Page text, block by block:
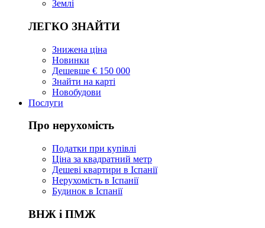
Землі
ЛЕГКО ЗНАЙТИ
Знижена ціна
Новинки
Дешевше € 150 000
Знайти на карті
Новобудови
Послуги
Про нерухомість
Податки при купівлі
Ціна за квадратний метр
Дешеві квартири в Іспанії
Нерухомість в Іспанії
Будинок в Іспанії
ВНЖ і ПМЖ